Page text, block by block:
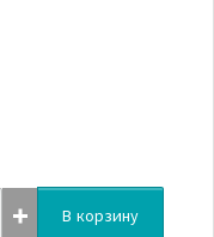
В корзину